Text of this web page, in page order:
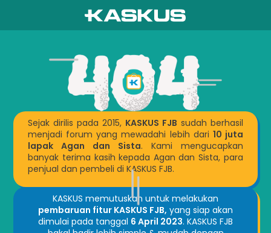
Sejak dirilis pada 2015, KASKUS FJB sudah berhasil
menjadi forum yang mewadahi lebih dari 10 juta
lapak Agan dan Sista. Kami mengucapkan
banyak terima kasih kepada Agan dan Sista, para
penjual dan pembeli di KASKUS FJB.
KASKUS memutuskan untuk melakukan
pembaruan fitur KASKUS FJB, yang siap akan
dimulai pada tanggal 6 April 2023. KASKUS FJB